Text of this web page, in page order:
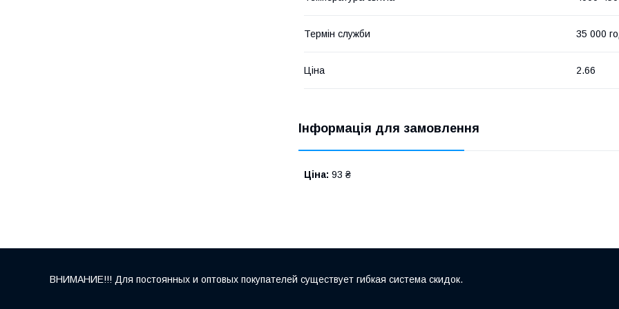
Термін служби 35 000
Ціна 2.66
Інформація для замовлення
Ціна: 93 ₴
ВНИМАНИЕ!!! Для постоянных и оптовых покупателей существует гибкая система скидок.